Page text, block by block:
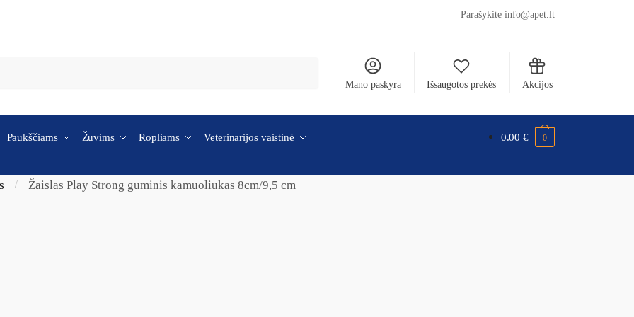
Parašykite info@apet.lt
Mano paskyra Išsaugotos prekės Akcijos
Paukščiams Žuvims Ropliams Veterinarijos vaistinė 0.00€ 0
/ Žaislas Play Strong guminis kamuoliukas 8cm/9,5 cm